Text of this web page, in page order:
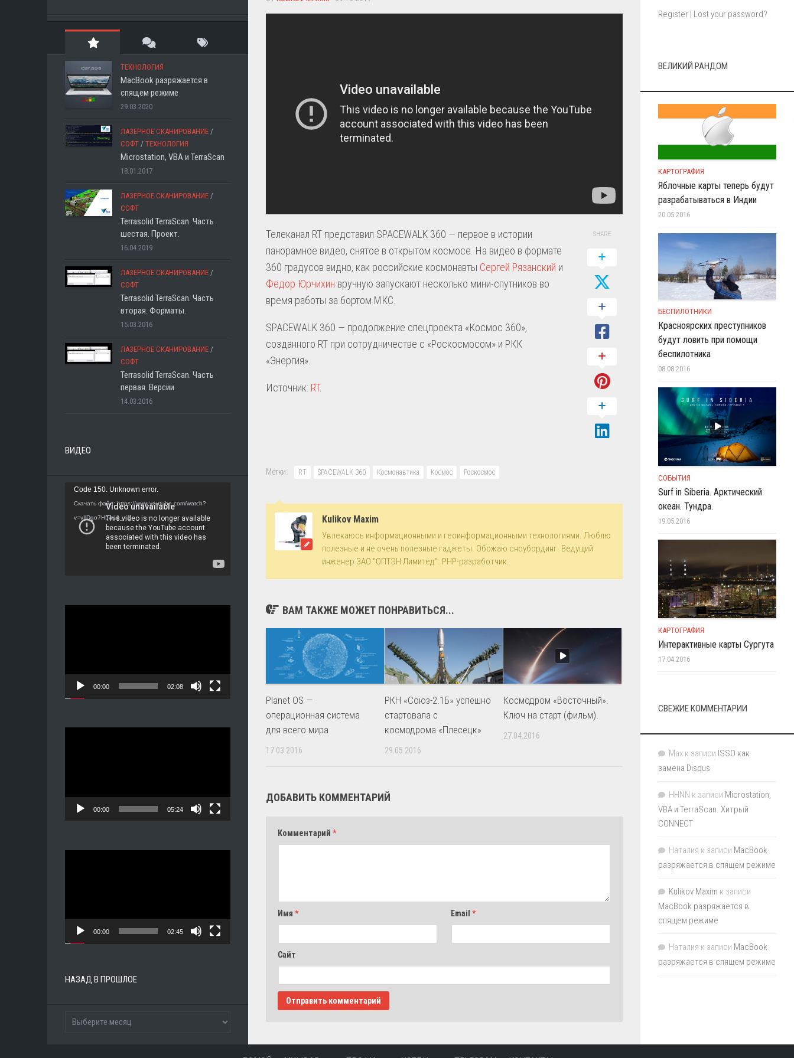
Телеканал RT представил SPACEWALK 360 — первое в истории
панорамное видео, снятое в открытом космосе. На видео в формате
360 градусов видно, как российские космонавты Сергей Рязанский и
Фёдор Юрчихин вручную запускают несколько мини-спутников во
время работы за бортом МКС.
SPACEWALK 360 — продолжение спецпроекта «Космос 360»,
созданного RT при сотрудничестве с «Роскосмосом» и РКК
«Энергия».
Источник: RT.
SHARE
Метки: RT SPACEWALK 360 Космонавтика Космос Роскосмос
Kulikov Maxim
Увлекаюсь информационными и геоинформационными технологиями. Люблю
полезные и не очень полезные гаджеты. Обожаю сноубординг. Ведущий
инженер ЗАО "ОПТЭН Лимитед". PHP-разработчик.
ВАМ ТАКЖЕ МОЖЕТ ПОНРАВИТЬСЯ...
Planet OS —
операционная система
для всего мира
17.03.2016
РКН «Союз-2.1Б» успешно
стартовала с
космодрома «Плесецк»
29.05.2016
Космодром «Восточный».
Ключ на старт (фильм).
27.04.2016
ДОБАВИТЬ КОММЕНТАРИЙ
Комментарий *
Имя * Email*
Сайт
ТЕХНОЛОГИЯ
MacBook разряжается в
спящем режиме
29.03.2020
ЛАЗЕРНОЕ СКАНИРОВАНИЕ /
СОФТ / ТЕХНОЛОГИЯ
Microstation, VBA и TerraScan
18.01.2017
ЛАЗЕРНОЕ СКАНИРОВАНИЕ /
СОФТ
Terrasolid TerraScan. Часть
шестая. Проект.
16.04.2019
ЛАЗЕРНОЕ СКАНИРОВАНИЕ /
СОФТ
Terrasolid TerraScan. Часть
вторая. Форматы.
15.03.2016
ЛАЗЕРНОЕ СКАНИРОВАНИЕ /
СОФТ
Terrasolid TerraScan. Часть
первая. Версии.
14.03.2016
ВИДЕО
Видеоплеер
Code 150: Unknown error.
Скачать файл: https://www.youtube.com/watch?
v=vIlDgo7H5ws&_=1
00:00 02:08
00:00 05:24
00:00 02:45
НАЗАД В ПРОШЛОЕ
Register | Lost your password?
ВЕЛИКИЙ РАНДОМ
КАРТОГРАФИЯ
Яблочные карты теперь будут
разрабатываться в Индии
20.05.2016
БЕСПИЛОТНИКИ
Красноярских преступников
будут ловить при помощи
беспилотника
08.08.2016
СОБЫТИЯ
Surf in Siberia. Арктический
океан. Тундра.
19.05.2016
КАРТОГРАФИЯ
Интерактивные карты Сургута
17.04.2016
СВЕЖИЕ КОММЕНТАРИИ
Max к записи ISSO как
замена Disqus
HHNN к записи Microstation,
VBA и TerraScan. Хитрый
CONNECT
Наталия к записи MacBook
разряжается в спящем режиме
Kulikov Maxim к записи
MacBook разряжается в
спящем режиме
Наталия к записи MacBook
разряжается в спящем режиме